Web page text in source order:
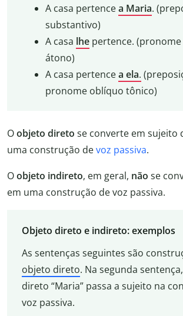
A casa pertencea Maria.
substantivo)
A casa lhepertence.
átono)
A casa pertencea ela.
pronome oblíquo tônico)
Oobjeto direto se converte em sujeito
uma construção devoz passiva.
Oobjeto indireto, em geral, não se
em uma construção de voz passiva.
Objeto direto e indireto: exemplos
As sentenças seguintes são
objeto direto. Na segunda
direto “Maria” passa a sujeito na
voz passiva.